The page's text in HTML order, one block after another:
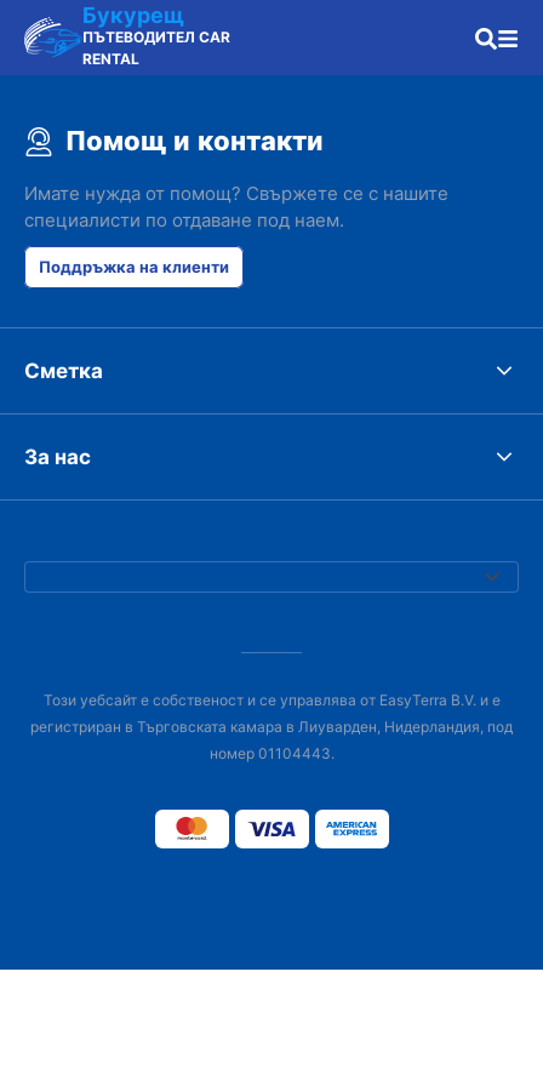
Букурещ
ПЪТЕВОДИТЕЛ CAR
RENTAL
Помощ и контакти
Имате нужда от помощ? Свържете се с нашите
специалисти по отдаване под наем.
Поддръжка на клиенти
Сметка
За нас
Този уебсайт е собственост и се управлява от EasyTerra B.V. и е
регистриран в Търговската камара в Лиуварден, Нидерландия, под
номер 01104443.